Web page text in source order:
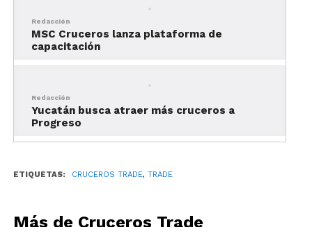
actividades para niños,
adolescentes, adultos y personas de
la tercera edad.
Redacción
MSC Cruceros lanza plataforma de
capacitación
Redacción
Yucatán busca atraer más cruceros a
Progreso
ETIQUETAS: CRUCEROS TRADE, TRADE
Más de Cruceros Trade